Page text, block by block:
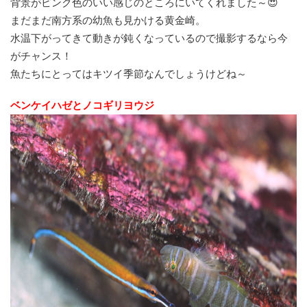
背景がピンク色のいい感じのところにいてくれました～😍
まだまだ南方系の幼魚も見かける黄金崎。
水温下がってきて動きが鈍くなっているので撮影するなら今
がチャンス！
魚たちにとってはキツイ季節なんでしょうけどね～
ベンケイハゼとノコギリヨウジ